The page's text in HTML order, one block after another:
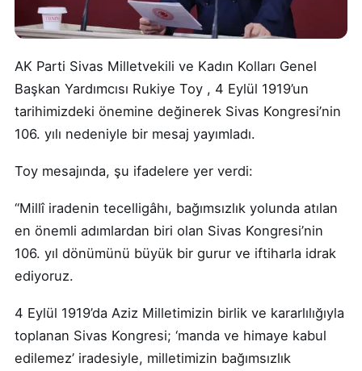
AK Parti Sivas Milletvekili ve Kadın Kolları Genel
Başkan Yardımcısı Rukiye Toy , 4 Eylül 1919’un
tarihimizdeki önemine değinerek Sivas Kongresi’nin
106. yılı nedeniyle bir mesaj yayımladı.
Toy mesajında, şu ifadelere yer verdi:
“Millî iradenin tecelligâhı, bağımsızlık yolunda atılan
en önemli adımlardan biri olan Sivas Kongresi’nin
106. yıl dönümünü büyük bir gurur ve iftiharla idrak
ediyoruz.
4 Eylül 1919’da Aziz Milletimizin birlik ve kararlılığıyla
toplanan Sivas Kongresi; ‘manda ve himaye kabul
edilemez’ iradesiyle, milletimizin bağımsızlık